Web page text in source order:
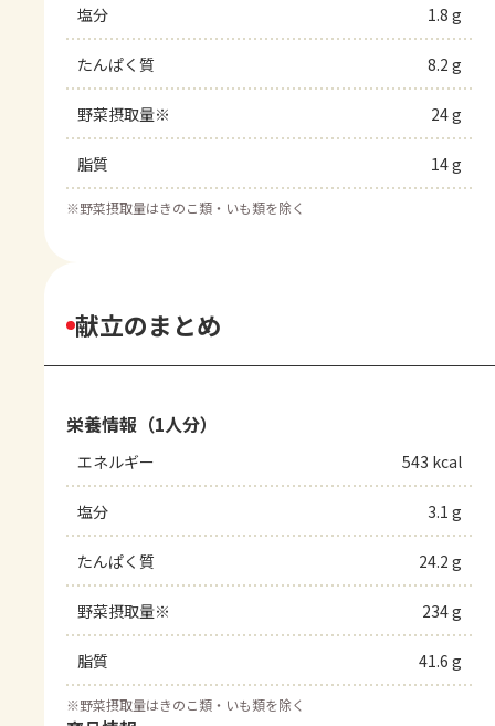
塩分 1.8 g
たんぱく質 8.2 g
野菜摂取量※ 24 g
脂質 14 g
※野菜摂取量はきのこ類・いも類を除く
献立のまとめ
栄養情報（1人分）
エネルギー 543 kcal
塩分 3.1 g
たんぱく質 24.2 g
野菜摂取量※ 234 g
脂質 41.6 g
※野菜摂取量はきのこ類・いも類を除く